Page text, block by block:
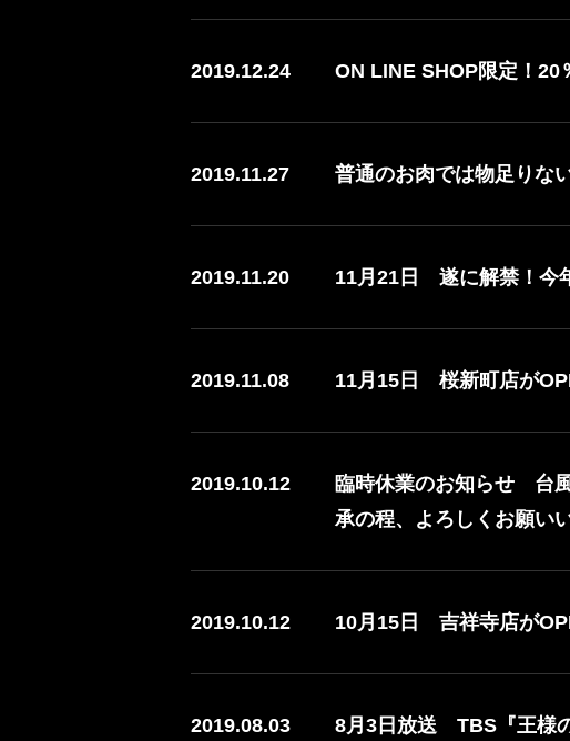
2019.12.24 ON LINE SHOP限定！
2019.11.27 普通のお肉では物足りな
2019.11.20 11月21日 遂に解禁！今
2019.11.08 11月15日 桜新町店が
2019.10.12
臨時休業のお知らせ 台
承の程、よろしくお願い
2019.10.12 10月15日 吉祥寺店が
2019.08.03 8月3日放送 TBS『王様